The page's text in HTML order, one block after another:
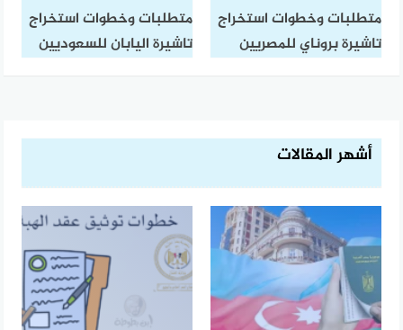
متطلبات وخطوات استخراج
تاشيرة بروناي للمصريين
متطلبات وخطوات استخراج
تاشيرة اليابان للسعوديين
أشهر المقالات